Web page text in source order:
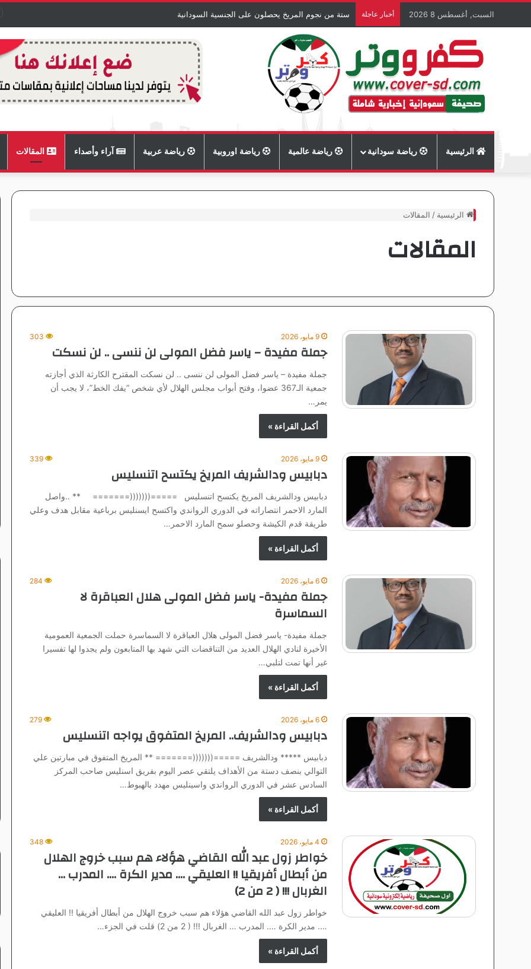
السبت, أغسطس 8 2026 أخبار عاجلة ستة من نجوم المريخ يحصلون على الجنسية السودانية
الرئيسية رياضة سودانية رياضة عالمية رياضة اوروبية رياضة عربية آراء وأصداء المقالات
الرئيسية / المقالات
المقالات
9 مايو، 2026 303
جملة مفيدة – ياسر فضل المولى لن ننسى .. لن نسكت
جملة مفيدة – ياسر فضل المولى لن ننسى .. لن نسكت المقترح الكارثة الذي أجازته
جمعية الـ367 عضوا، وفتح أبواب مجلس الهلال لأي شخص “يفك الخط”، لا يجب أن
يمر…
أكمل القراءة »
9 مايو، 2026 339
دبابيس ودالشريف المريخ يكتسح اتنسليس
دبابيس ودالشريف المريخ يكتسح اتنسليس =====(((((((======= ** ..واصل
المارد الاحمر انتصاراته في الدوري الرواندي واكتسح ايسنليس برباعية مقابل هدف وعلي
طريقة قدم الكيشة وحصلو سمح المارد الاحمر…
أكمل القراءة »
6 مايو، 2026 284
جملة مفيدة- ياسر فضل المولى هلال العباقرة لا
السماسرة
جملة مفيدة- ياسر فضل المولى هلال العباقرة لا السماسرة حملت الجمعية العمومية
الأخيرة لنادي الهلال العديد من التناقضات التي شهد بها المتابعون ولم يجدوا لها تفسيرا
غير أنها تمت لتلبي…
أكمل القراءة »
6 مايو، 2026 279
دبابيس ودالشريف.. المريخ المتفوق يواجه اتنسليس
دبابيس ***** ودالشريف =====(((((((======= ** المريخ المتفوق في مبارتين علي
التوالي بنصف دستة من الأهداف يلتقي عصر اليوم بفريق اسنليس صاحب المركز
السادس عشر في الدوري الرواندي واسينليس مهدد بالهبوط…
أكمل القراءة »
4 مايو، 2026 348
خواطر زول عبد الله القاضي هؤلاء هم سبب خروج الهلال
من أبطال أفريقيا !! العليقي …. مدير الكرة …. المدرب …
الغربال !!! ( 2 من 2)
خواطر زول عبد الله القاضي هؤلاء هم سبب خروج الهلال من أبطال أفريقيا !! العليقي
…. مدير الكرة …. المدرب … الغربال !!! ( 2 من 2) قلت في الجزء…
أكمل القراءة »